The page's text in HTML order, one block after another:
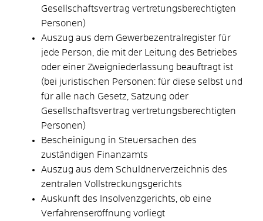
Gesellschaftsvertrag vertretungsberechtigten
Personen)
Auszug aus dem Gewerbezentralregister für
jede Person, die mit der Leitung des Betriebes
oder einer Zweigniederlassung beauftragt ist
(bei juristischen Personen: für diese selbst und
für alle nach Gesetz, Satzung oder
Gesellschaftsvertrag vertretungsberechtigten
Personen)
Bescheinigung in Steuersachen des
zuständigen Finanzamts
Auszug aus dem Schuldnerverzeichnis des
zentralen Vollstreckungsgerichts
Auskunft des Insolvenzgerichts, ob eine
Verfahrenseröffnung vorliegt